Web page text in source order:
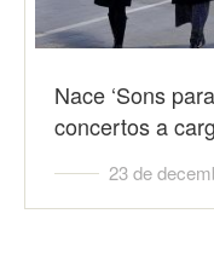
Nace ‘Sons
concertos a
23 de